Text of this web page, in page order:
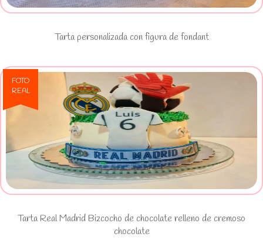
Tarta personalizada con figura de fondant
FOTO
REAL
Ver Tarta Real Madrid Bizcocho de
chocolate relleno de cremoso
chocolate
Tarta Real Madrid Bizcocho de chocolate relleno de cremoso
chocolate